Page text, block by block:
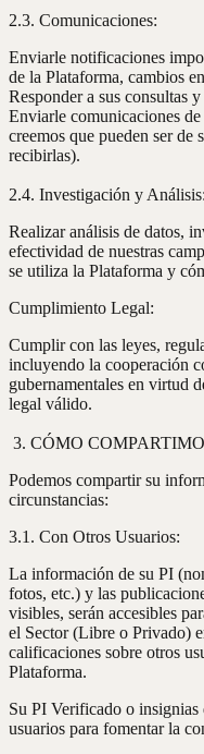
2.3. Comunicaciones:
Enviarle notificaciones
de la Plataforma, cambios
Responder a sus consultas
Enviarle comunicaciones
creemos que pueden ser de
recibirlas).
2.4. Investigación y Análisis:
Realizar análisis de datos,
efectividad de nuestras
se utiliza la Plataforma y
Cumplimiento Legal:
Cumplir con las leyes,
incluyendo la cooperación
gubernamentales en virtud
legal válido.
3. CÓMO
Podemos compartir su
circunstancias:
3.1. Con Otros Usuarios:
La información de su PI
fotos, etc.) y las
visibles, serán accesibles
el Sector (Libre o Privado)
calificaciones sobre otros
Plataforma.
Su PI Verificado o insignias
usuarios para fomentar la